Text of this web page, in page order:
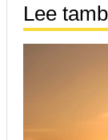
Lee